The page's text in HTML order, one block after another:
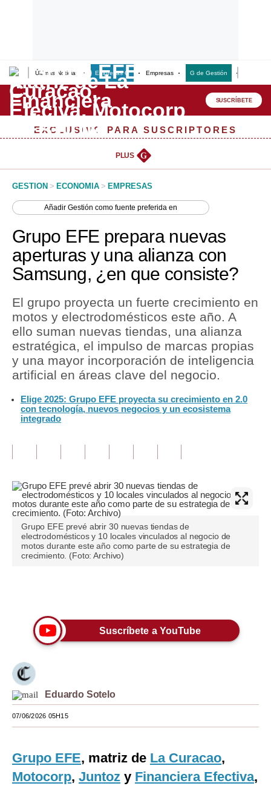
Últimas Noticias Empresas G Empresas G de Gestión
Lo último
Peru Quiosco
Management & Empleo
Perú
Política
Finanzas Personales
Inmobiliarias
Plus G
Editorial
Tendencias
Lujo
Viajes
Moda
EEUU
España
Internacional
Tecnología
Club del Suscriptor
Mix
SUSCRÍBETE
EXCLUSIVO PARA SUSCRIPTORES
PLUS G
GESTION > ECONOMIA > EMPRESAS
AñadirGestión como fuente preferida en
Grupo EFE prepara nuevas
aperturas y una alianza con
Samsung, ¿en que consiste?
El grupo proyecta un fuerte crecimiento en
motos y electrodomésticos este año. A
ello suman nuevas tiendas, una alianza
estratégica, el impulso de marcas propias
y una mayor incorporación de inteligencia
artificial en áreas clave del negocio.
Elige 2025: Grupo EFE proyecta su crecimiento en 2.0
con tecnología, nuevos negocios y un ecosistema
integrado
Grupo EFE prevé abrir 30 nuevas tiendas de
electrodomésticos y 10 locales vinculados al negocio de
motos durante este año como parte de su estrategia de
crecimiento. (Foto: Archivo)
Suscríbete a YouTube
Eduardo Sotelo
07/06/2026 05H15
Grupo EFE, matriz de La Curacao,
Motocorp, Juntoz y Financiera Efectiva,